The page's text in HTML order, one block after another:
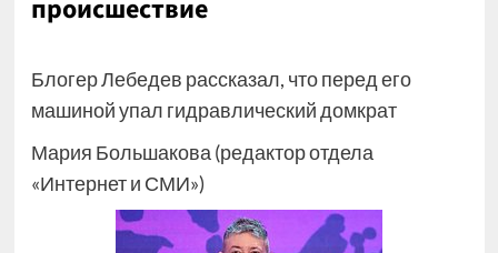
происшествие
Блогер Лебедев рассказал, что перед его
машиной упал гидравлический домкрат
Мария Большакова (редактор отдела
«Интернет и СМИ»)